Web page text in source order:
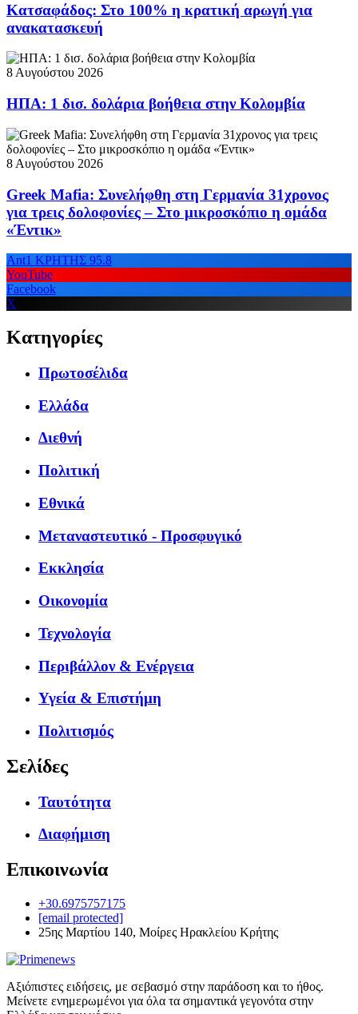
Κατσαφάδος: Στο 100% η κρατική αρωγή για
ανακατασκευή
8 Αυγούστου 2026
ΗΠΑ: 1 δισ. δολάρια βοήθεια στην Κολομβία
8 Αυγούστου 2026
Greek Mafia: Συνελήφθη στη Γερμανία 31χρονος
για τρεις δολοφονίες – Στο μικροσκόπιο η ομάδα
«Έντικ»
Ant1 ΚΡΗΤΗΣ 95.8
YouTube
Facebook
X
Κατηγορίες
Πρωτοσέλιδα
Ελλάδα
Διεθνή
Πολιτική
Εθνικά
Μεταναστευτικό - Προσφυγικό
Εκκλησία
Οικονομία
Τεχνολογία
Περιβάλλον & Ενέργεια
Υγεία & Επιστήμη
Πολιτισμός
Σελίδες
Ταυτότητα
Διαφήμιση
Επικοινωνία
+30.6975757175
[email protected]
25ης Μαρτίου 140, Μοίρες Ηρακλείου Κρήτης
Αξιόπιστες ειδήσεις, με σεβασμό στην παράδοση και το ήθος.
Μείνετε ενημερωμένοι για όλα τα σημαντικά γεγονότα στην